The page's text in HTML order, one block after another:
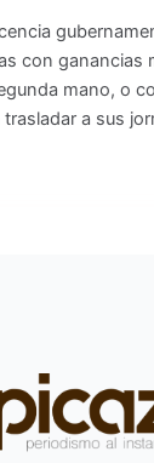
con ganancias
mano, o
a sus